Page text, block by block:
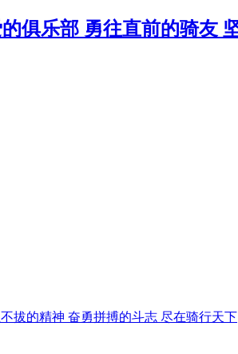
拔的精神 奋勇拼搏的斗志 尽在骑行天下